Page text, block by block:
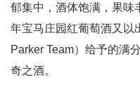
郁集中，酒体饱满，果味
年宝马庄园红葡萄酒又以
Parker Team）给予的满
奇之酒。